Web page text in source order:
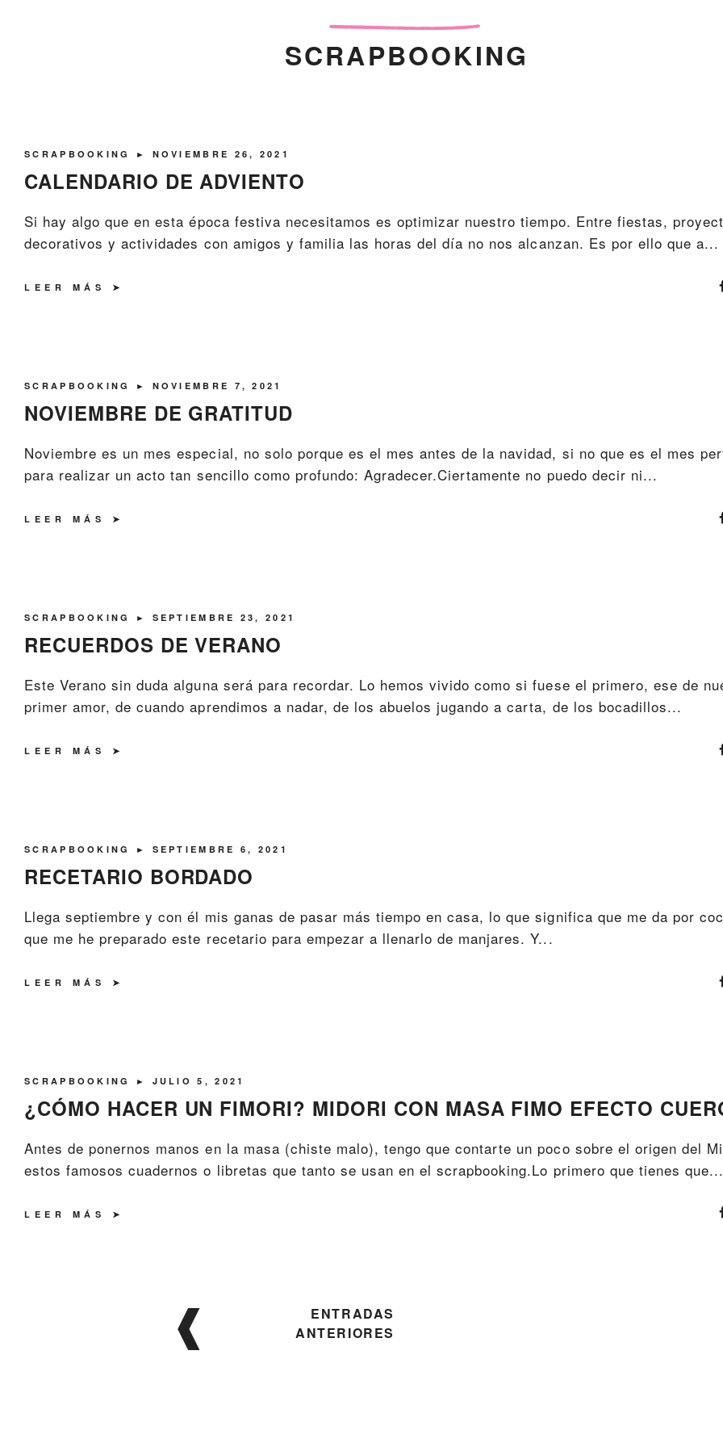
SCRAPBOOKING
SCRAPBOOKING ► NOVIEMBRE 26, 2021
CALENDARIO DE ADVIENTO
Si hay algo que en esta época festiva necesitamos es optimizar nuestro tiempo. Entre fiestas,
decorativos y actividades con amigos y familia las horas del día no nos alcanzan. Es por ello que a...
LEER MÁS
SCRAPBOOKING ► NOVIEMBRE 7, 2021
NOVIEMBRE DE GRATITUD
Noviembre es un mes especial, no solo porque es el mes antes de la navidad, si no que es el mes
para realizar un acto tan sencillo como profundo: Agradecer.Ciertamente no puedo decir ni...
LEER MÁS
SCRAPBOOKING ► SEPTIEMBRE 23, 2021
RECUERDOS DE VERANO
Este Verano sin duda alguna será para recordar. Lo hemos vivido como si fuese el primero, ese de
primer amor, de cuando aprendimos a nadar, de los abuelos jugando a carta, de los bocadillos...
LEER MÁS
SCRAPBOOKING ► SEPTIEMBRE 6, 2021
RECETARIO BORDADO
Llega septiembre y con él mis ganas de pasar más tiempo en casa, lo que significa que me da por
que me he preparado este recetario para empezar a llenarlo de manjares. Y...
LEER MÁS
SCRAPBOOKING ► JULIO 5, 2021
¿CÓMO HACER UN FIMORI? MIDORI CON MASA FIMO EFECTO
Antes de ponernos manos en la masa (chiste malo), tengo que contarte un poco sobre el origen del
estos famosos cuadernos o libretas que tanto se usan en el scrapbooking.Lo primero que tienes
LEER MÁS
Navegación
de
entradas
ENTRADAS
ANTERIORES